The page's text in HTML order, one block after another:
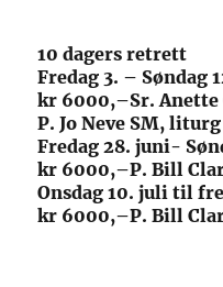
10 dagers retrett
Fredag 3. – Søndag
kr 6000,–Sr. Anette
P. Jo Neve SM, liturg
Fredag 28. juni-
kr 6000,–P. Bill
Onsdag 10. juli til
kr 6000,–P. Bill